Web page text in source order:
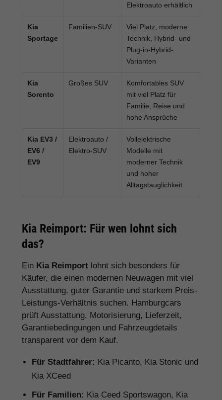
Elektroauto erhältlich
Kia
Sportage
Familien-SUV
Viel Platz, moderne
Technik, Hybrid- und
Plug-in-Hybrid-
Varianten
Kia
Sorento
Großes SUV
Komfortables SUV
mit viel Platz für
Familie, Reise und
hohe Ansprüche
Kia EV3 /
EV6 /
EV9
Elektroauto /
Elektro-SUV
Vollelektrische
Modelle mit
moderner Technik
und hoher
Alltagstauglichkeit
Kia Reimport: Für wen lohnt sich
das?
Ein Kia Reimport lohnt sich besonders für
Käufer, die einen modernen Neuwagen mit viel
Ausstattung, guter Garantie und starkem Preis-
Leistungs-Verhältnis suchen. Hamburgcars
prüft Ausstattung, Motorisierung, Lieferzeit,
Garantiebedingungen und Fahrzeugdetails
transparent vor dem Kauf.
Für Stadtfahrer: Kia Picanto, Kia Stonic und
Kia XCeed
Für Familien: Kia Ceed Sportswagon, Kia